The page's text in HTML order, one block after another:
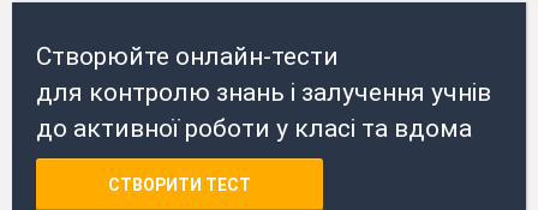
Створюйте онлайн-тести
для контролю знань і залучення учнів
до активної роботи у класі та вдома
СТВОРИТИ ТЕСТ